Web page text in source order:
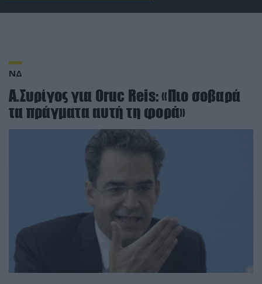
ΝΔ
Α.Συρίγος για Oruc Reis: «Πιο σοβαρά
τα πράγματα αυτή τη φορά»